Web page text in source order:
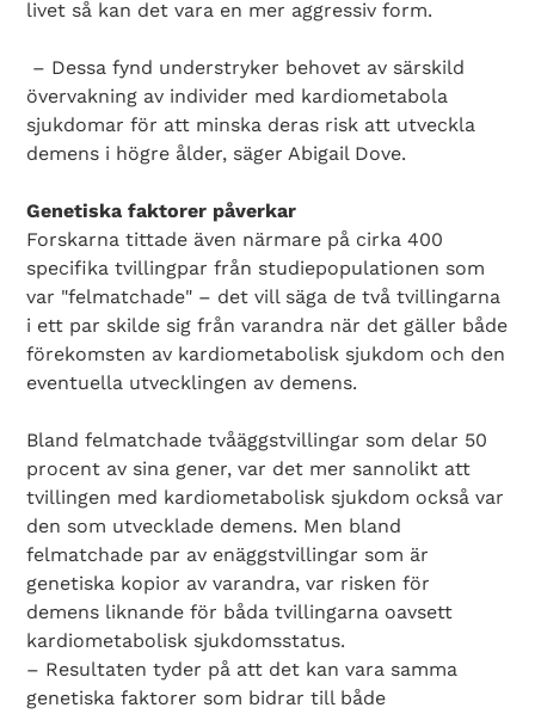
livet så kan det vara en mer aggressiv form.
– Dessa fynd understryker behovet av särskild
övervakning av individer med kardiometabola
sjukdomar för att minska deras risk att utveckla
demens i högre ålder, säger Abigail Dove.
Genetiska faktorer påverkar
Forskarna tittade även närmare på cirka 400
specifika tvillingpar från studiepopulationen som
var "felmatchade" – det vill säga de två tvillingarna
i ett par skilde sig från varandra när det gäller både
förekomsten av kardiometabolisk sjukdom och den
eventuella utvecklingen av demens.
Bland felmatchade tvåäggstvillingar som delar 50
procent av sina gener, var det mer sannolikt att
tvillingen med kardiometabolisk sjukdom också var
den som utvecklade demens. Men bland
felmatchade par av enäggstvillingar som är
genetiska kopior av varandra, var risken för
demens liknande för båda tvillingarna oavsett
kardiometabolisk sjukdomsstatus.
– Resultaten tyder på att det kan vara samma
genetiska faktorer som bidrar till både